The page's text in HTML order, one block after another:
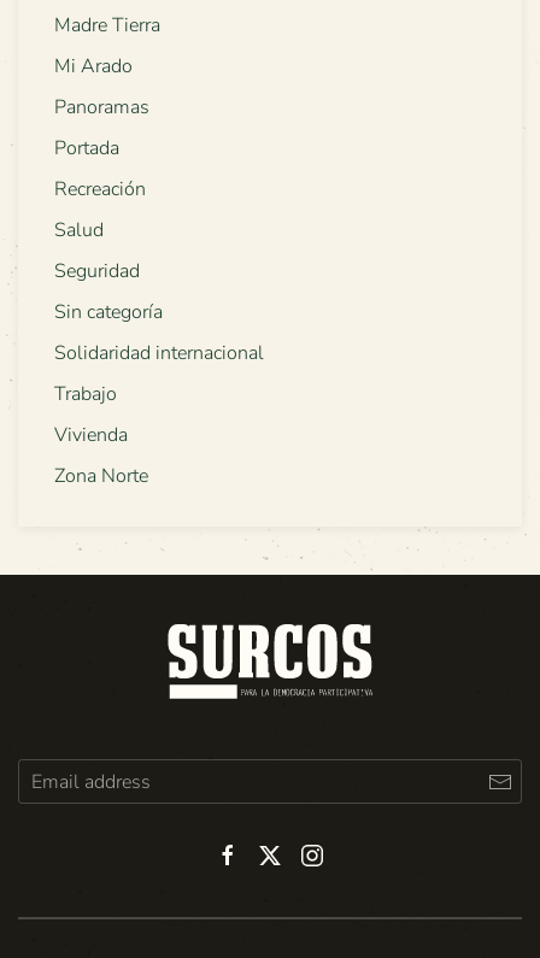
Madre Tierra
Mi Arado
Panoramas
Portada
Recreación
Salud
Seguridad
Sin categoría
Solidaridad internacional
Trabajo
Vivienda
Zona Norte